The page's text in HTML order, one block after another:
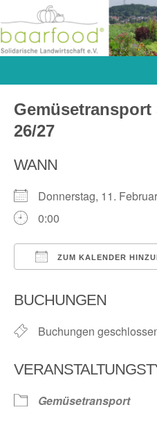
26/27
WANN
Donnerstag, 11.
0:00
ZUM KALENDER
BUCHUNGEN
Buchungen
Gemüsetransport